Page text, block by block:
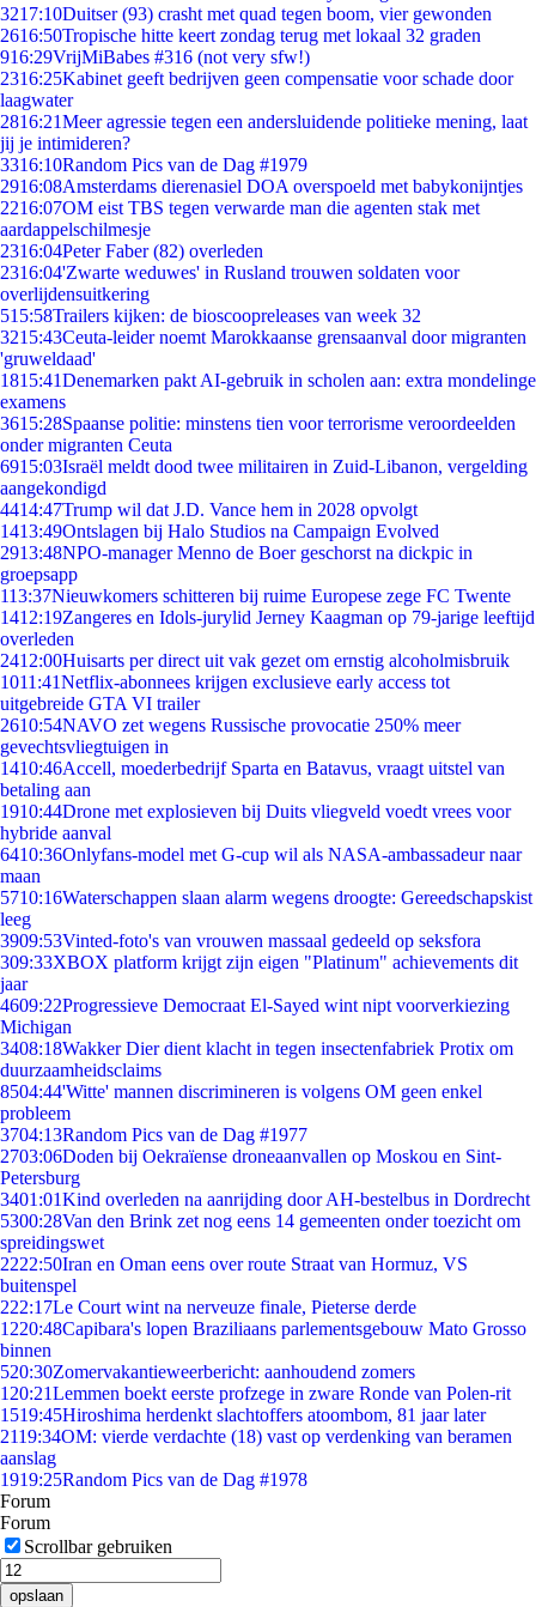
3217:10Duitser (93) crasht met quad tegen boom, vier gewonden
2616:50Tropische hitte keert zondag terug met lokaal 32 graden
916:29VrijMiBabes #316 (not very sfw!)
2316:25Kabinet geeft bedrijven geen compensatie voor schade door
laagwater
2816:21Meer agressie tegen een andersluidende politieke mening, laat
jij je intimideren?
3316:10Random Pics van de Dag #1979
2916:08Amsterdams dierenasiel DOA overspoeld met babykonijntjes
2216:07OM eist TBS tegen verwarde man die agenten stak met
aardappelschilmesje
2316:04Peter Faber (82) overleden
2316:04'Zwarte weduwes' in Rusland trouwen soldaten voor
overlijdensuitkering
515:58Trailers kijken: de bioscoopreleases van week 32
3215:43Ceuta-leider noemt Marokkaanse grensaanval door migranten
'gruweldaad'
1815:41Denemarken pakt AI-gebruik in scholen aan: extra mondelinge
examens
3615:28Spaanse politie: minstens tien voor terrorisme veroordeelden
onder migranten Ceuta
6915:03Israël meldt dood twee militairen in Zuid-Libanon, vergelding
aangekondigd
4414:47Trump wil dat J.D. Vance hem in 2028 opvolgt
1413:49Ontslagen bij Halo Studios na Campaign Evolved
2913:48NPO-manager Menno de Boer geschorst na dickpic in
groepsapp
113:37Nieuwkomers schitteren bij ruime Europese zege FC Twente
1412:19Zangeres en Idols-jurylid Jerney Kaagman op 79-jarige leeftijd
overleden
2412:00Huisarts per direct uit vak gezet om ernstig alcoholmisbruik
1011:41Netflix-abonnees krijgen exclusieve early access tot
uitgebreide GTA VI trailer
2610:54NAVO zet wegens Russische provocatie 250% meer
gevechtsvliegtuigen in
1410:46Accell, moederbedrijf Sparta en Batavus, vraagt uitstel van
betaling aan
1910:44Drone met explosieven bij Duits vliegveld voedt vrees voor
hybride aanval
6410:36Onlyfans-model met G-cup wil als NASA-ambassadeur naar
maan
5710:16Waterschappen slaan alarm wegens droogte: Gereedschapskist
leeg
3909:53Vinted-foto's van vrouwen massaal gedeeld op seksfora
309:33XBOX platform krijgt zijn eigen "Platinum" achievements dit
jaar
4609:22Progressieve Democraat El-Sayed wint nipt voorverkiezing
Michigan
3408:18Wakker Dier dient klacht in tegen insectenfabriek Protix om
duurzaamheidsclaims
8504:44'Witte' mannen discrimineren is volgens OM geen enkel
probleem
3704:13Random Pics van de Dag #1977
2703:06Doden bij Oekraïense droneaanvallen op Moskou en Sint-
Petersburg
3401:01Kind overleden na aanrijding door AH-bestelbus in Dordrecht
5300:28Van den Brink zet nog eens 14 gemeenten onder toezicht om
spreidingswet
2222:50Iran en Oman eens over route Straat van Hormuz, VS
buitenspel
222:17Le Court wint na nerveuze finale, Pieterse derde
1220:48Capibara's lopen Braziliaans parlementsgebouw Mato Grosso
binnen
520:30Zomervakantieweerbericht: aanhoudend zomers
1 20:21Lemmen boekt eerste profzege in zware Ronde van Polen-rit
1519:45Hiroshima herdenkt slachtoffers atoombom, 81 jaar later
2119:34OM: vierde verdachte (18) vast op verdenking van beramen
aanslag
1919:25Random Pics van de Dag #1978
Forum
Forum
Scrollbar gebruiken
opslaan